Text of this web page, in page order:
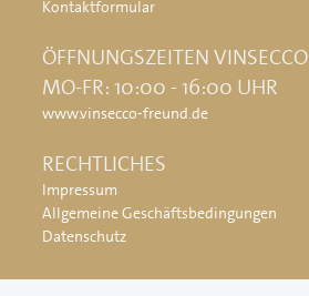
Kontaktformular
ÖFFNUNGSZEITEN VINSECCO
MO-FR: 10:00 - 16:00 UHR
www.vinsecco-freund.de
RECHTLICHES
Impressum
Allgemeine Geschäftsbedingungen
Datenschutz